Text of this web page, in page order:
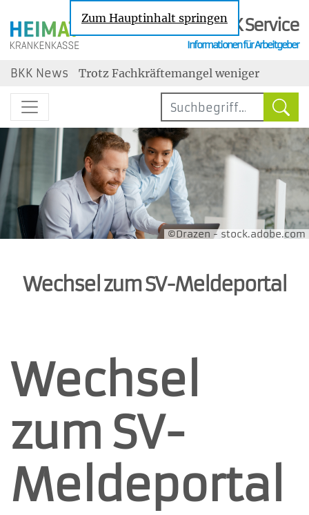
Zum Hauptinhalt springenBKK Service
Informationen für Arbeitgeber
BKK News Nachrichten zu den Themen
Trotz Fachkräftemangel weniger
Neueinstellungen
Steuerbegünstigter Urlaubszuschuss:
Erholungsbeihilfen
Geringe Tarifbindung im
Niedriglohnsektor
Jahresarbeitsentgeltgrenzen: Ab 2027
drei unterschiedliche Grenzen
maßgebend
Wechselbereitschaft im Job ist gestiegen
©Drazen - stock.adobe.com
Wechsel zum SV-Meldeportal
Wechsel
zum SV-
Meldeportal